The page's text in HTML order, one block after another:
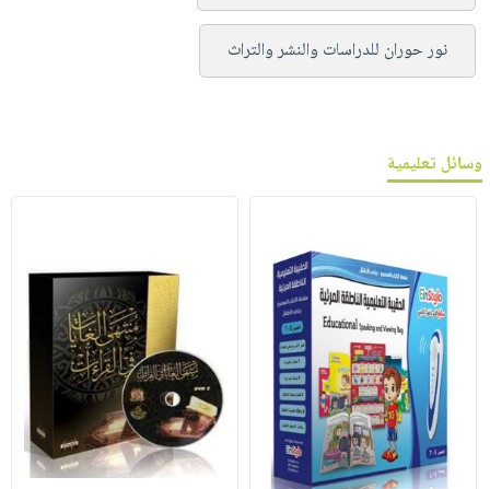
نور حوران للدراسات والنشر والتراث
وسائل تعليمية